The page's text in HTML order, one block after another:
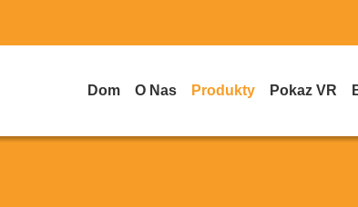
Dom O Nas Produkty Pokaz VR